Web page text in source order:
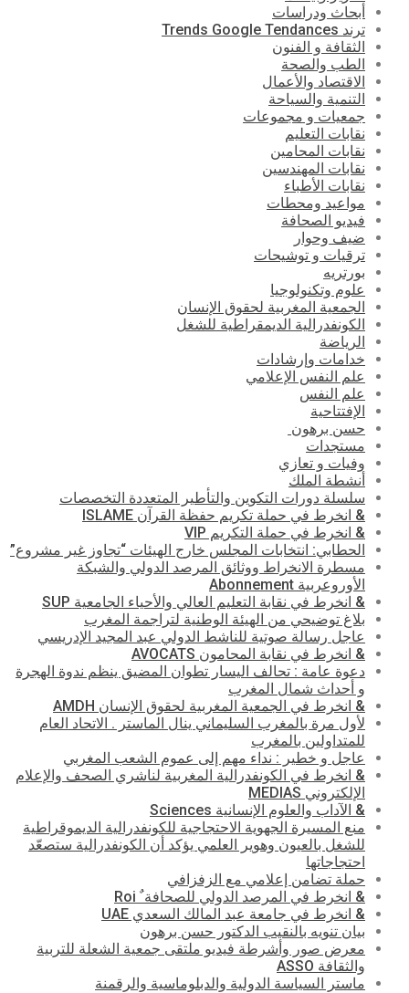
أبحاث ودراسات
ترند Trends Google Tendances
الثقافة و الفنون
الطب والصحة
الاقتصاد والأعمال
التنمية والسياحة
جمعيات و مجموعات
نقابات التعليم
نقابات المحامين
نقابات المهندسين
نقابات الأطباء
مواعيد ومحطات
فيديو الصحافة
ضيف وحوار
ترقيات و توشيحات
بورتريه
علوم وتكنولوجيا
الجمعية المغربية لحقوق الإنسان
الكونفدرالية الديمقراطية للشغل
الرياضة
خدامات وإرشادات
علم النفس الإعلامي
علم النفس
الإفتتاحية
حسن برهون
مستجدات
وفيات و تعازي
أنشطة الملك
سلسلة دورات التكوين والتأطير المتعددة التخصصات
& انخرط في حملة تكريم حفظة القرآن ISLAME
& انخرط في حملة التكريم VIP
الحطابي: انتخابات المجلس خارج الهيئات “تجاوز غير مشروع”
مسطرة الانخراط ووثائق المرصد الدولي والشبكة
الأوروعربية Abonnement
& انخرط في نقابة التعليم العالي والأحياء الجامعية SUP
بلاغ توضيحي من الهيئة الوطنية لتراجمة المغرب
عاجل رسالة صوتية للناشط الدولي عبد المجيد الإدريسي
& انخرط في نقابة المحامون AVOCATS
دعوة عامة : تحالف اليسار تطوان المضيق ينظم ندوة الهجرة
و أحداث شمال المغرب
& انخرط في الجمعية المغربية لحقوق الإنسان AMDH
لأول مرة بالمغرب السليماني ينال الماستر . الاتحاد العام
للمتداولين بالمغرب
عاجل و خطير : نداء مهم إلى عموم الشعب المغربي
& انخرط في الكونفدرالية المغربية لناشري الصحف والإعلام
الإلكتروني MEDIAS
& الآداب والعلوم الإنسانية Sciences
منع المسيرة الجهوية الاحتجاجية للكونفدرالية الديموقراطية
للشغل بالعيون وهوير العلمي يؤكد أن الكونفدرالية ستصعّد
احتجاجاتها
حملة تضامن إعلامي مع الزفزافي
& انخرط في المرصد الدولي للصحافة ٌ Roi
& انخرط في جامعة عبد المالك السعدي UAE
بيان تنويه بالنقيب الدكتور حسن برهون
معرض صور وأشرطة فيديو ملتقى جمعية الشعلة للتربية
والثقافة ASSO
ماستر السياسة الدولية والدبلوماسية والرقمنة